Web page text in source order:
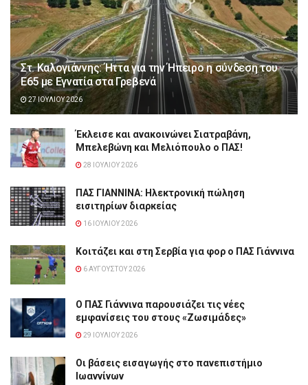
Στ. Καλογιάννης: Ήττα για την Ήπειρο η σύνδεση του
Ε65 με Εγνατία στα Γρεβενά
27 ΙΟΥΛΊΟΥ 2026
Έκλεισε και ανακοινώνει Σιατραβάνη,
Μπελεβώνη και Μελιόπουλο ο ΠΑΣ!
28 ΙΟΥΛΊΟΥ 2026
ΠΑΣ ΓΙΑΝΝΙΝΑ: Hλεκτρονική πώληση
εισιτηρίων διαρκείας
16 ΙΟΥΛΊΟΥ 2026
Κοιτάζει και στη Σερβία για φορ ο ΠΑΣ Γιάννινα
6 ΑΥΓΟΎΣΤΟΥ 2026
Ο ΠΑΣ Γιάννινα παρουσιάζει τις νέες
εμφανίσεις του στους «Ζωσιμάδες»
29 ΙΟΥΛΊΟΥ 2026
Οι βάσεις εισαγωγής στο πανεπιστήμιο
Ιωαννίνων